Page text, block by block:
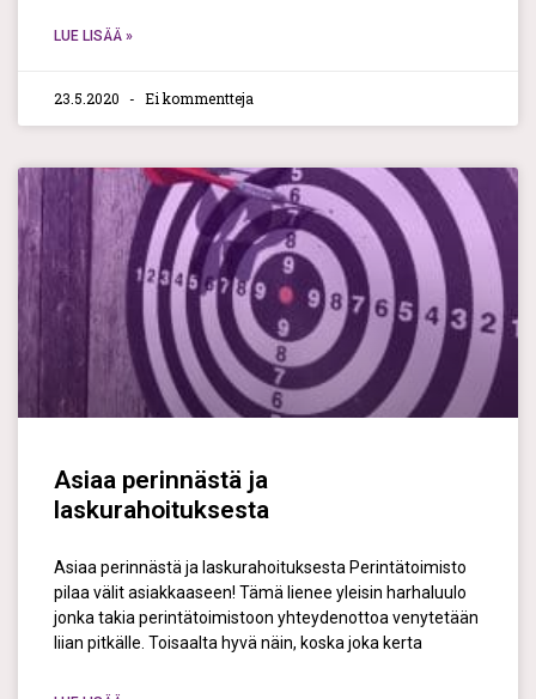
LUE LISÄÄ »
23.5.2020 Ei kommentteja
Asiaa perinnästä ja
laskurahoituksesta
Asiaa perinnästä ja laskurahoituksesta Perintätoimisto
pilaa välit asiakkaaseen! Tämä lienee yleisin harhaluulo
jonka takia perintätoimistoon yhteydenottoa venytetään
liian pitkälle. Toisaalta hyvä näin, koska joka kerta